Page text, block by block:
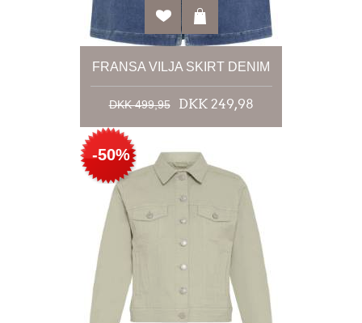
FRANSA VILJA SKIRT DENIM
DKK 499,95 DKK 249,98
-50%